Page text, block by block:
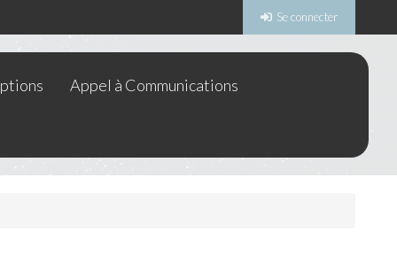
Se connecter
Appel à Communications